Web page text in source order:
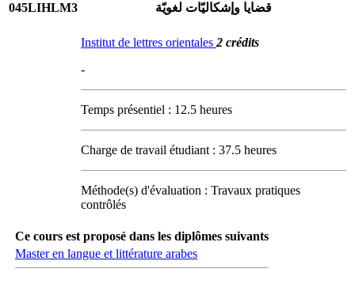
045LIHLM3 قضايا وإشكاليّات لغويّة
Institut de lettres orientales 2 crédits
-
Temps présentiel : 12.5 heures
Charge de travail étudiant : 37.5 heures
Méthode(s) d'évaluation : Travaux pratiques
contrôlés
Ce cours est proposé dans les diplômes suivants
Master en langue et littérature arabes